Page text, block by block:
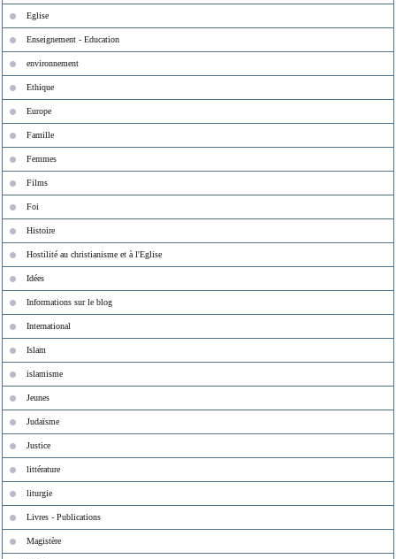
Eglise
Enseignement - Education
environnement
Ethique
Europe
Famille
Femmes
Films
Foi
Histoire
Hostilité au christianisme et à l'Eglise
Idées
Informations sur le blog
International
Islam
islamisme
Jeunes
Judaïsme
Justice
littérature
liturgie
Livres - Publications
Magistère